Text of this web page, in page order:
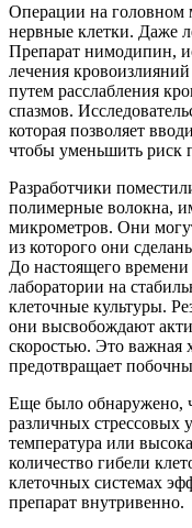
Операции на головном
нервные клетки. Даже
Препарат нимодипин,
лечения
путем расслабления
спазмов.
которая позволяет
чтобы уменьшить риск
Разработчики
полимерные волокна,
микрометров. Они
из которого они
До настоящего
лаборатории на
клеточные культуры.
они высвобождают
скоростью. Это важная
предотвращает
Еще было обнаружено,
различных стрессовых
температура или
количество гибели
клеточных системах
препарат внутривенно.